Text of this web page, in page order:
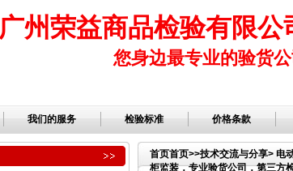
广州荣益商品检验有限公
您身边最专业的验货公
我们的服务 检验标准 价格条款
首页首页>>技术交流与分享> 电
柜监装，专业验货公司，第三方